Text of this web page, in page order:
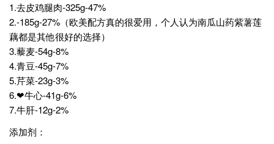
1.去皮鸡腿肉-325g-47%
2.-185g-27%（欧美配方真的很爱用，个人认为南瓜山药紫薯莲
藕都是其他很好的选择）
3.藜麦-54g-8%
4.青豆-45g-7%
5.芹菜-23g-3%
6.❤牛心-41g-6%
7.牛肝-12g-2%
添加剂：